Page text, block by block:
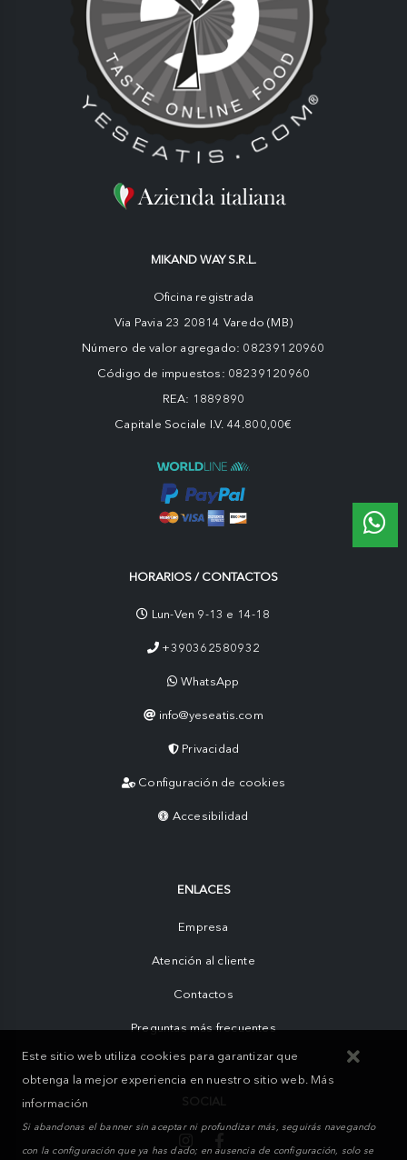
MIKAND WAY S.R.L.
Oficina registrada
Via Pavia 23 20814 Varedo (MB)
Número de valor agregado: 08239120960
Código de impuestos: 08239120960
REA: 1889890
Capitale Sociale I.V. 44.800,00€
HORARIOS / CONTACTOS
Lun-Ven 9-13 e 14-18
+390362580932
WhatsApp
info@yeseatis.com
Privacidad
Configuración de cookies
Accesibilidad
ENLACES
Empresa
Atención al cliente
Contactos
Preguntas más frecuentes
Este sitio web utiliza cookies para garantizar que
obtenga la mejor experiencia en nuestro sitio web. Más
información
Si abandonas el banner sin aceptar ni profundizar más, seguirás navegando
con la configuración que ya has dado; en ausencia de configuración, solo se